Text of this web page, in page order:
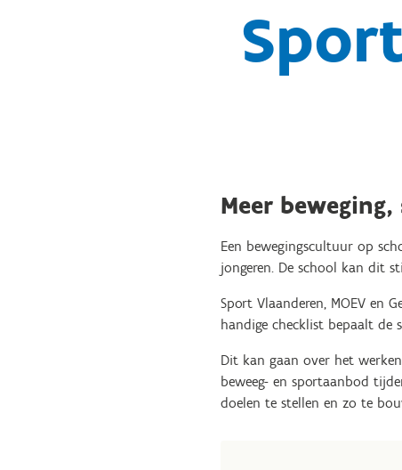
Meer
Een bewegingscultuur op
jongeren. De school kan dit
Sport Vlaanderen, MOEV en
handige checklist bepaalt
Dit kan gaan over het
beweeg- en sportaanbod
doelen te stellen en zo te